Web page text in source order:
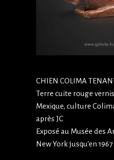
CHIEN COLIMA
Terre cuite rouge
Mexique, culture
après JC
Exposé au Musée des
New York jusqu’en 1967